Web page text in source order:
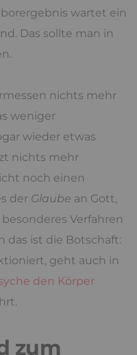
wartet ein
Das sollte man in
nichts mehr
weniger
wieder etwas
nichts mehr
noch einen
der Glaube an Gott,
Verfahren
das ist die Botschaft:
geht auch in
den Körper
zum